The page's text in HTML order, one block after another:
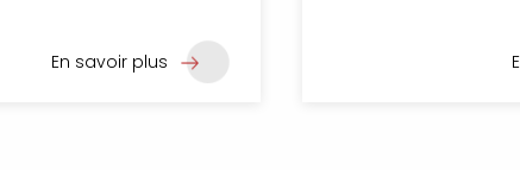
En savoir plus